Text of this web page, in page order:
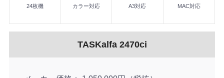
カラー24枚/分・モノクロ24枚/分
■印刷物の混在を防ぐ2段トレイ
■USBと直接接続で手間いらず
24枚機 カラー対応 A3対応 MAC対応
TASKalfa 2470ci